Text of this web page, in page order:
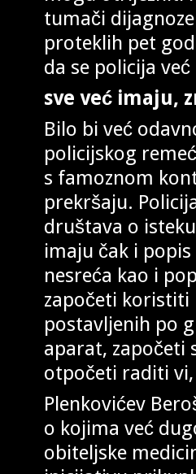
tumači
proteklih pet
da se policija
sve već imaju,
Bilo bi već
policijskog
s famoznom
prekršaju.
društava o
imaju čak i
nesreća kao i
započeti koristiti
postavljenih po
aparat, započeti
otpočeti raditi vi,
Plenkovićev
o kojima već
obiteljske